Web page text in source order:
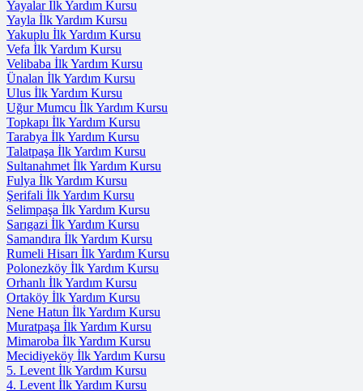
Yayalar İlk Yardım Kursu
Yayla İlk Yardım Kursu
Yakuplu İlk Yardım Kursu
Vefa İlk Yardım Kursu
Velibaba İlk Yardım Kursu
Ünalan İlk Yardım Kursu
Ulus İlk Yardım Kursu
Uğur Mumcu İlk Yardım Kursu
Topkapı İlk Yardım Kursu
Tarabya İlk Yardım Kursu
Talatpaşa İlk Yardım Kursu
Sultanahmet İlk Yardım Kursu
Fulya İlk Yardım Kursu
Şerifali İlk Yardım Kursu
Selimpaşa İlk Yardım Kursu
Sarıgazi İlk Yardım Kursu
Samandıra İlk Yardım Kursu
Rumeli Hisarı İlk Yardım Kursu
Polonezköy İlk Yardım Kursu
Orhanlı İlk Yardım Kursu
Ortaköy İlk Yardım Kursu
Nene Hatun İlk Yardım Kursu
Muratpaşa İlk Yardım Kursu
Mimaroba İlk Yardım Kursu
Mecidiyeköy İlk Yardım Kursu
5. Levent İlk Yardım Kursu
4. Levent İlk Yardım Kursu